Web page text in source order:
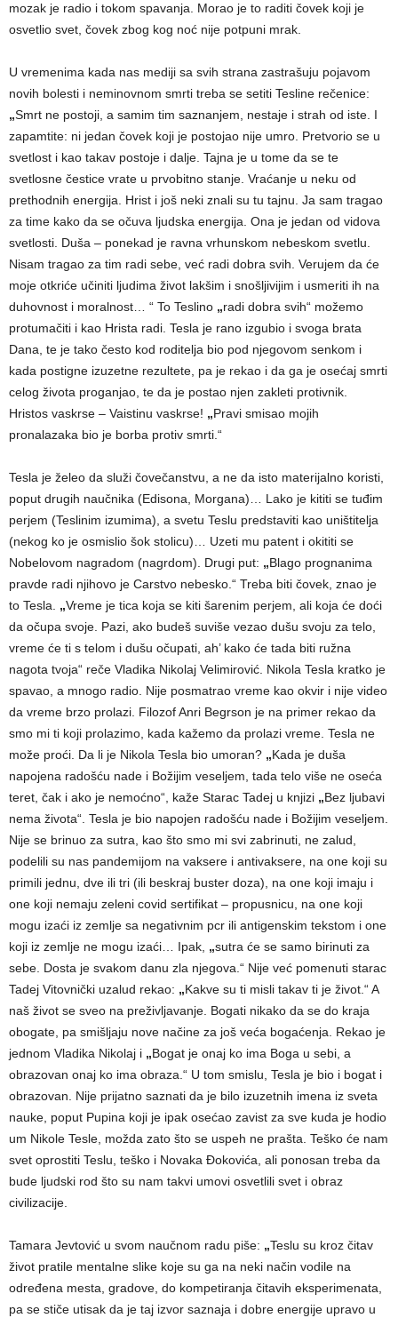
mozak je radio i tokom spavanja. Morao je to raditi čovek koji je
osvetlio svet, čovek zbog kog noć nije potpuni mrak.
U vremenima kada nas mediji sa svih strana zastrašuju pojavom
novih bolesti i neminovnom smrti treba se setiti Tesline rečenice:
„Smrt ne postoji, a samim tim saznanjem, nestaje i strah od iste. I
zapamtite: ni jedan čovek koji je postojao nije umro. Pretvorio se u
svetlost i kao takav postoje i dalje. Tajna je u tome da se te
svetlosne čestice vrate u prvobitno stanje. Vraćanje u neku od
prethodnih energija. Hrist i još neki znali su tu tajnu. Ja sam tragao
za time kako da se očuva ljudska energija. Ona je jedan od vidova
svetlosti. Duša – ponekad je ravna vrhunskom nebeskom svetlu.
Nisam tragao za tim radi sebe, već radi dobra svih. Verujem da će
moje otkriće učiniti ljudima život lakšim i snošljivijim i usmeriti ih na
duhovnost i moralnost… “ To Teslino „radi dobra svih“ možemo
protumačiti i kao Hrista radi. Tesla je rano izgubio i svoga brata
Dana, te je tako često kod roditelja bio pod njegovom senkom i
kada postigne izuzetne rezultete, pa je rekao i da ga je osećaj smrti
celog života proganjao, te da je postao njen zakleti protivnik.
Hristos vaskrse – Vaistinu vaskrse! „Pravi smisao mojih
pronalazaka bio je borba protiv smrti.“
Tesla je želeo da služi čovečanstvu, a ne da isto materijalno koristi,
poput drugih naučnika (Edisona, Morgana)… Lako je kititi se tuđim
perjem (Teslinim izumima), a svetu Teslu predstaviti kao uništitelja
(nekog ko je osmislio šok stolicu)… Uzeti mu patent i okititi se
Nobelovom nagradom (nagrdom). Drugi put: „Blago prognanima
pravde radi njihovo je Carstvo nebesko.“ Treba biti čovek, znao je
to Tesla. „Vreme je tica koja se kiti šarenim perjem, ali koja će doći
da očupa svoje. Pazi, ako budeš suviše vezao dušu svoju za telo,
vreme će ti s telom i dušu očupati, ah’ kako će tada biti ružna
nagota tvoja“ reče Vladika Nikolaj Velimirović. Nikola Tesla kratko je
spavao, a mnogo radio. Nije posmatrao vreme kao okvir i nije video
da vreme brzo prolazi. Filozof Anri Begrson je na primer rekao da
smo mi ti koji prolazimo, kada kažemo da prolazi vreme. Tesla ne
može proći. Da li je Nikola Tesla bio umoran? „Kada je duša
napojena radošću nade i Božijim veseljem, tada telo više ne oseća
teret, čak i ako je nemoćno“, kaže Starac Tadej u knjizi „Bez ljubavi
nema života“. Tesla je bio napojen radošću nade i Božijim veseljem.
Nije se brinuo za sutra, kao što smo mi svi zabrinuti, ne zalud,
podelili su nas pandemijom na vaksere i antivaksere, na one koji su
primili jednu, dve ili tri (ili beskraj buster doza), na one koji imaju i
one koji nemaju zeleni covid sertifikat – propusnicu, na one koji
mogu izaći iz zemlje sa negativnim pcr ili antigenskim tekstom i one
koji iz zemlje ne mogu izaći… Ipak, „sutra će se samo birinuti za
sebe. Dosta je svakom danu zla njegova.“ Nije već pomenuti starac
Tadej Vitovnički uzalud rekao: „Kakve su ti misli takav ti je život.“ A
naš život se sveo na preživljavanje. Bogati nikako da se do kraja
obogate, pa smišljaju nove načine za još veća bogaćenja. Rekao je
jednom Vladika Nikolaj i „Bogat je onaj ko ima Boga u sebi, a
obrazovan onaj ko ima obraza.“ U tom smislu, Tesla je bio i bogat i
obrazovan. Nije prijatno saznati da je bilo izuzetnih imena iz sveta
nauke, poput Pupina koji je ipak osećao zavist za sve kuda je hodio
um Nikole Tesle, možda zato što se uspeh ne prašta. Teško će nam
svet oprostiti Teslu, teško i Novaka Đokovića, ali ponosan treba da
bude ljudski rod što su nam takvi umovi osvetlili svet i obraz
civilizacije.
Tamara Jevtović u svom naučnom radu piše: „Teslu su kroz čitav
život pratile mentalne slike koje su ga na neki način vodile na
određena mesta, gradove, do kompetiranja čitavih eksperimenata,
pa se stiče utisak da je taj izvor saznaja i dobre energije upravo u